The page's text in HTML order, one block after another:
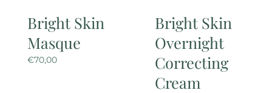
Bright Skin
Masque
€70,00
Bright Skin
Overnight
Correcting
Cream